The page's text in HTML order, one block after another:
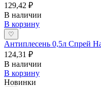
129,42 ₽
В наличии
В корзину
♡
Антиплесень 0,5л Спрей
124,31 ₽
В наличии
В корзину
Новинки